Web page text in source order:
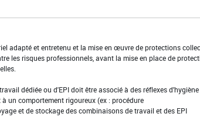
adapté et entretenu et la mise en œuvre de protections
les risques professionnels, avant la mise en place de
dédiée ou d'EPI doit être associé à des réflexes d'hygiène
un comportement rigoureux (ex : procédure
et de stockage des combinaisons de travail et des EPI